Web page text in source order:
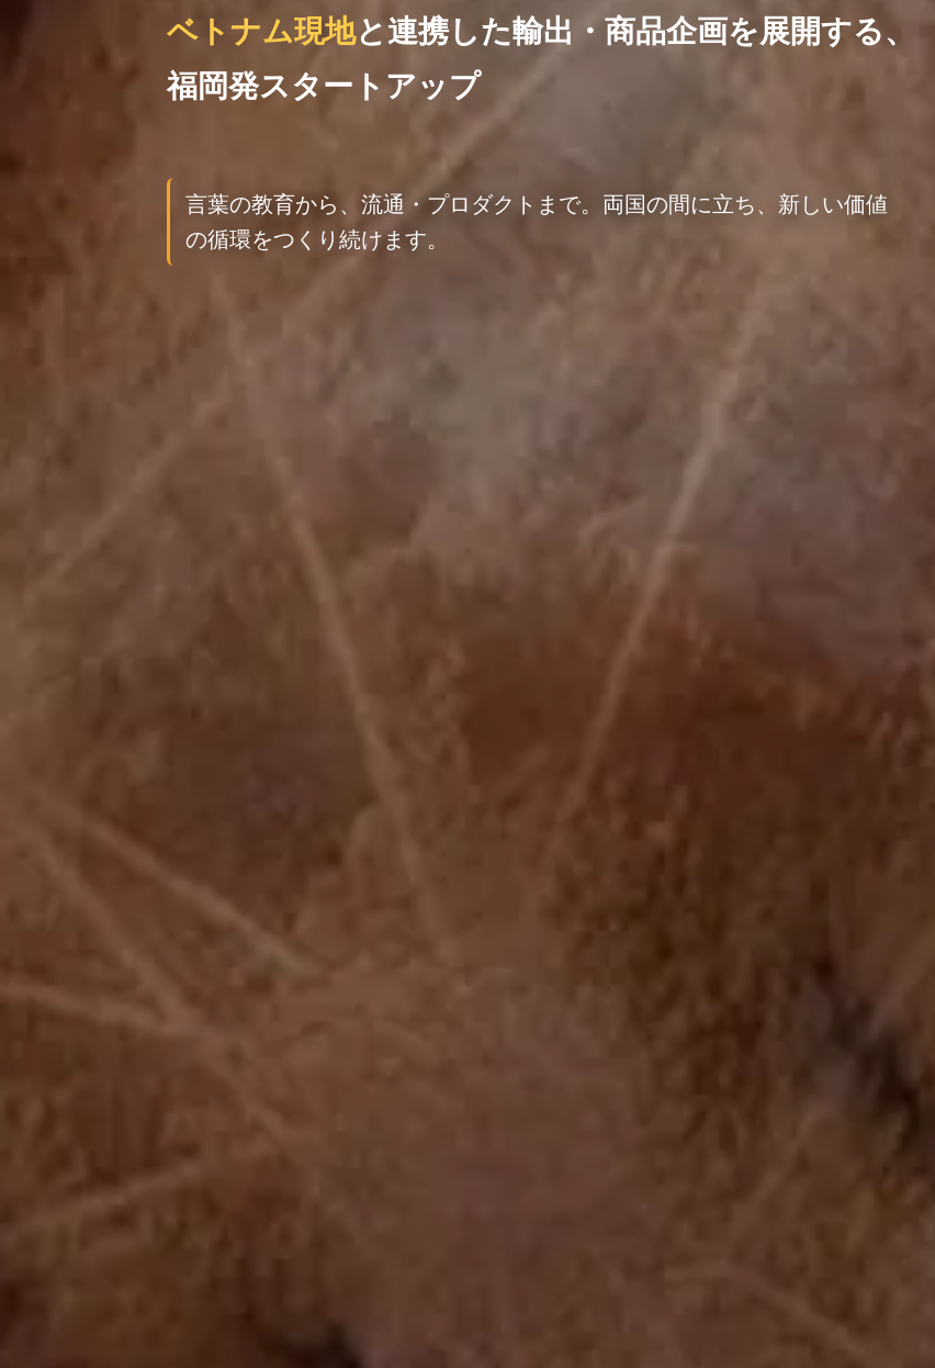
ベトナム現地と連携した輸出・商品企画を展開する、
福岡発スタートアップ
言葉の教育から、流通・プロダクトまで。両国の間に立ち、新しい価値
の循環をつくり続けます。